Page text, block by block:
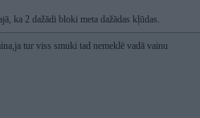
ka 2 dažādi bloki meta dažādas kļūdas.
tur viss smuki tad nemeklē vadā vainu